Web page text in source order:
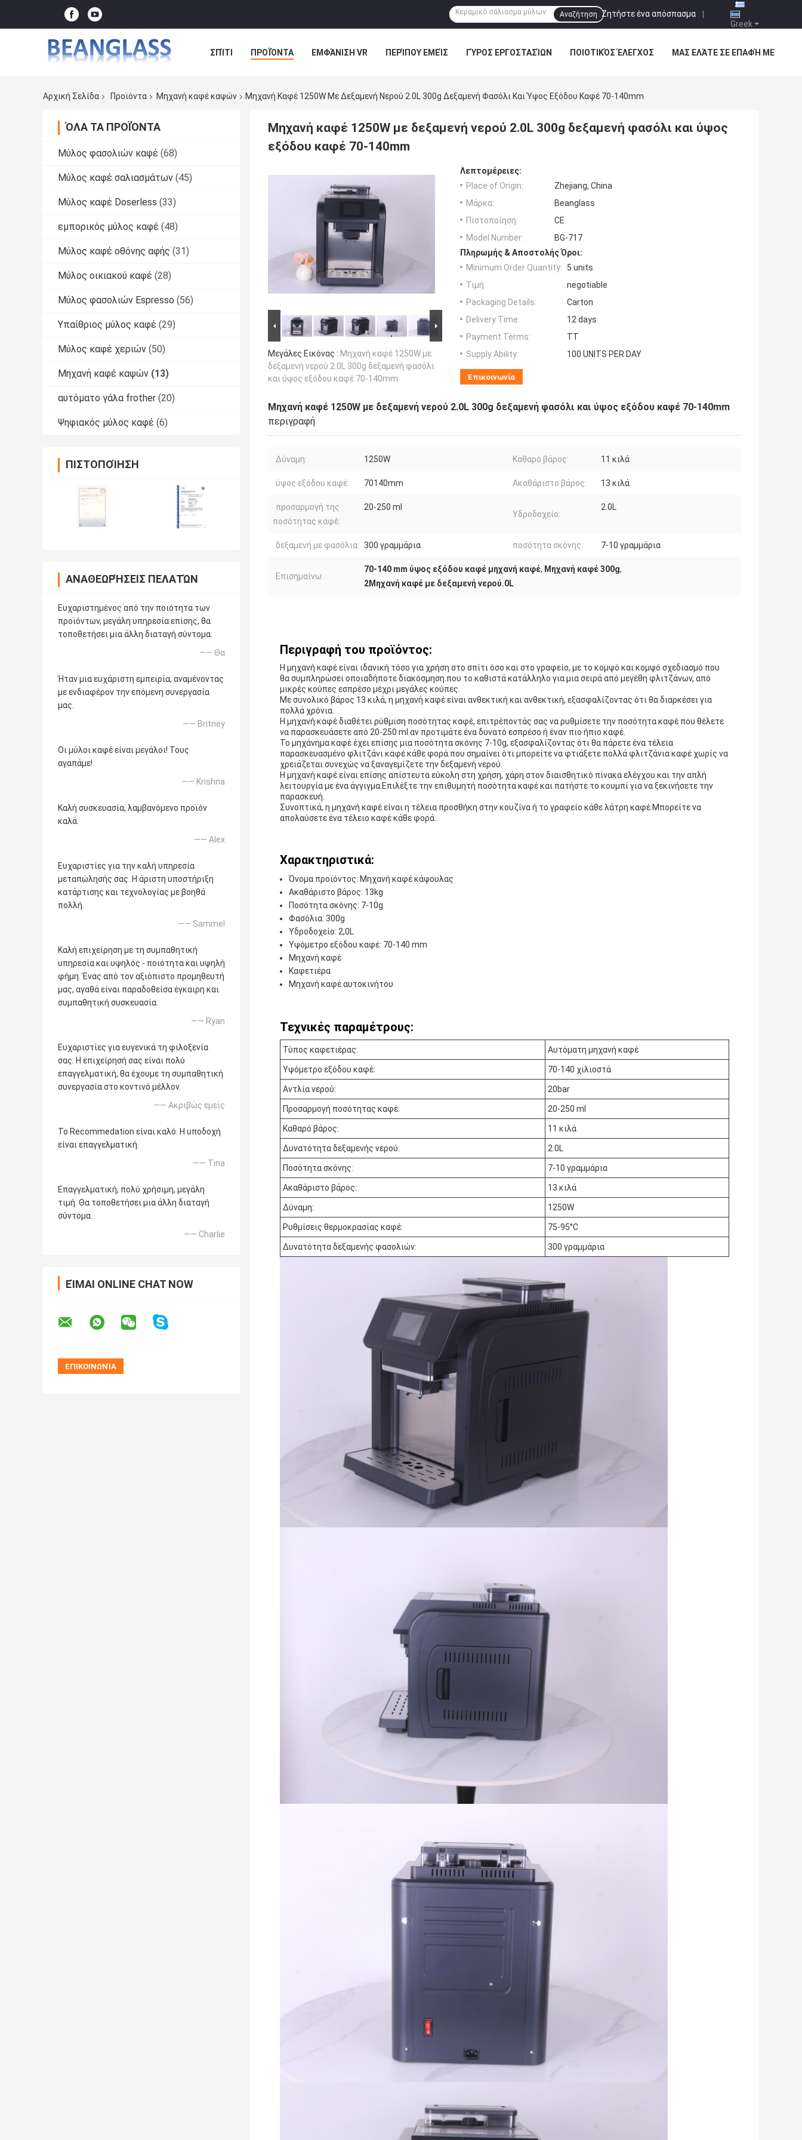
Greek
Ζητήστε ένα απόσπασμα |
Αναζήτηση
ΣΠΊΤΙ ΠΡΟΪΌΝΤΑ ΕΜΦΆΝΙΣΗ VR ΠΕΡΊΠΟΥ ΕΜΕΊΣ ΓΎΡΟΣ ΕΡΓΟΣΤΑΣΊΩΝ ΠΟΙΟΤΙΚΌΣ ΈΛΕΓΧΟΣ ΜΑΣ ΕΛΆΤΕ ΣΕ ΕΠΑΦΉ ΜΕ
Αρχική Σελίδα
Προϊόντα Μηχανή καφέ καψών Μηχανή Καφέ 1250W Με Δεξαμενή Νερού 2.0L 300g Δεξαμενή Φασόλι Και Ύψος Εξόδου Καφέ 70-140mm
ΌΛΑ ΤΑ ΠΡΟΪΌΝΤΑ
Μύλος φασολιών καφέ (68)
Μύλος καφέ σαλιασμάτων (45)
Μύλος καφέ Doserless (33)
εμπορικός μύλος καφέ (48)
Μύλος καφέ οθόνης αφής (31)
Μύλος οικιακού καφέ (28)
Μύλος φασολιών Espresso (56)
Υπαίθριος μύλος καφέ (29)
Μύλος καφέ χεριών (50)
Μηχανή καφέ καψών (13)
αυτόματο γάλα frother (20)
Ψηφιακός μύλος καφέ (6)
ΠΙΣΤΟΠΟΊΗΣΗ
ΑΝΑΘΕΩΡΉΣΕΙΣ ΠΕΛΑΤΏΝ
Ευχαριστημένος από την ποιότητα των
προϊόντων, μεγάλη υπηρεσία επίσης, θα
τοποθετήσει μια άλλη διαταγή σύντομα.
—— Θα
Ήταν μια ευχάριστη εμπειρία, αναμένοντας
με ενδιαφέρον την επόμενη συνεργασία
μας.
—— Britney
Οι μύλοι καφέ είναι μεγάλοι! Τους
αγαπάμε!
—— Krishna
Καλή συσκευασία, λαμβανόμενο προϊόν
καλά.
—— Alex
Ευχαριστίες για την καλή υπηρεσία
μεταπώλησής σας. Η άριστη υποστήριξη
κατάρτισης και τεχνολογίας με βοηθά
πολλή.
—— Sammel
Καλή επιχείρηση με τη συμπαθητική
υπηρεσία και υψηλός - ποιότητα και υψηλή
φήμη. Ένας από τον αξιόπιστο προμηθευτή
μας, αγαθά είναι παραδοθείσα έγκαιρη και
συμπαθητική συσκευασία.
—— Ryan
Ευχαριστίες για ευγενικά τη φιλοξενία
σας. Η επιχείρησή σας είναι πολύ
επαγγελματική, θα έχουμε τη συμπαθητική
συνεργασία στο κοντινό μέλλον.
—— Ακριβώς εμείς
Το Recommedation είναι καλό. Η υποδοχή
είναι επαγγελματική.
—— Tina
Επαγγελματική, πολύ χρήσιμη, μεγάλη
τιμή. Θα τοποθετήσει μια άλλη διαταγή
σύντομα.
—— Charlie
ΕΊΜΑΙ ONLINE CHAT NOW
Μηχανή καφέ 1250W με δεξαμενή νερού 2.0L 300g δεξαμενή φασόλι και ύψος
εξόδου καφέ 70-140mm
Μεγάλες Εικόνας : Μηχανή καφέ 1250W με
δεξαμενή νερού 2.0L 300g δεξαμενή φασόλι
και ύψος εξόδου καφέ 70-140mm
Λεπτομέρειες:
Place of Origin:
Zhejiang, China
Μάρκα:
Beanglass
Πιστοποίηση:
CE
Model Number:
BG-717
Πληρωμής & Αποστολής Όροι:
Minimum Order Quantity:
5 units
Τιμή:
negotiable
Packaging Details:
Carton
Delivery Time:
12 days
Payment Terms:
TT
Supply Ability:
100 UNITS PER DAY
Επικοινωνία
Μηχανή καφέ 1250W με δεξαμενή νερού 2.0L 300g δεξαμενή φασόλι και ύψος εξόδου καφέ 70-140mm
περιγραφή
Δύναμη: 1250W Καθαρό βάρος: 11 κιλά
ύψος εξόδου καφέ: 70140mm Ακαθάριστο βάρος: 13 κιλά
προσαρμογή της
ποσότητας καφέ:
20-250 ml
Υδροδοχείο:
2.0L
δεξαμενή με φασόλια: 300 γραμμάρια ποσότητα σκόνης: 7-10 γραμμάρια
Επισημαίνω:
70-140 mm ύψος εξόδου καφέ μηχανή καφέ, Μηχανή καφέ 300g,
2Μηχανή καφέ με δεξαμενή νερού.0L
Περιγραφή του προϊόντος:
Η μηχανή καφέ είναι ιδανική τόσο για χρήση στο σπίτι όσο και στο γραφείο, με το κομψό και κομψό σχεδιασμό που
θα συμπληρώσει οποιαδήποτε διακόσμηση.που το καθιστά κατάλληλο για μια σειρά από μεγέθη φλιτζάνων, από
μικρές κούπες εσπρέσο μέχρι μεγάλες κούπες.
Με συνολικό βάρος 13 κιλά, η μηχανή καφέ είναι ανθεκτική και ανθεκτική, εξασφαλίζοντας ότι θα διαρκέσει για
πολλά χρόνια.
Η μηχανή καφέ διαθέτει ρύθμιση ποσότητας καφέ, επιτρέποντάς σας να ρυθμίσετε την ποσότητα καφέ που θέλετε
να παρασκευάσετε από 20-250 ml.αν προτιμάτε ένα δυνατό εσπρέσο ή έναν πιο ήπιο καφέ.
Το μηχάνημα καφέ έχει επίσης μια ποσότητα σκόνης 7-10g, εξασφαλίζοντας ότι θα πάρετε ένα τέλεια
παρασκευασμένο φλιτζάνι καφέ κάθε φορά.που σημαίνει ότι μπορείτε να φτιάξετε πολλά φλιτζάνια καφέ χωρίς να
χρειάζεται συνεχώς να ξαναγεμίζετε την δεξαμενή νερού.
Η μηχανή καφέ είναι επίσης απίστευτα εύκολη στη χρήση, χάρη στον διαισθητικό πίνακα ελέγχου και την απλή
λειτουργία με ένα άγγιγμα.Επιλέξτε την επιθυμητή ποσότητα καφέ και πατήστε το κουμπί για να ξεκινήσετε την
παρασκευή.
Συνοπτικά, η μηχανή καφέ είναι η τέλεια προσθήκη στην κουζίνα ή το γραφείο κάθε λάτρη καφέ.Μπορείτε να
απολαύσετε ένα τέλειο καφέ κάθε φορά..
Χαρακτηριστικά:
Όνομα προϊόντος: Μηχανή καφέ κάψουλας
Ακαθάριστο βάρος: 13kg
Ποσότητα σκόνης: 7-10g
Φασόλια: 300g
Υδροδοχείο: 2,0L
Υψόμετρο εξόδου καφέ: 70-140 mm
Μηχανή καφέ
Καφετιέρα
Μηχανή καφέ αυτοκινήτου
Τεχνικές παραμέτρους:
Τύπος καφετιέρας: Αυτόματη μηχανή καφέ
Υψόμετρο εξόδου καφέ: 70-140 χιλιοστά
Αντλία νερού: 20bar
Προσαρμογή ποσότητας καφέ: 20-250 ml
Καθαρό βάρος: 11 κιλά
Δυνατότητα δεξαμενής νερού: 2.0L
Ποσότητα σκόνης: 7-10 γραμμάρια
Ακαθάριστο βάρος: 13 κιλά
Δύναμη: 1250W
Ρυθμίσεις θερμοκρασίας καφέ: 75-95°C
Δυνατότητα δεξαμενής φασολιών: 300 γραμμάρια